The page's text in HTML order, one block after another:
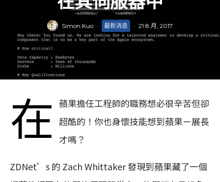
Simon Kuo · 最新消息 · 21 8 月, 2017
在
蘋果擔任工程師的職務想必很辛苦但卻
超酷的！你也身懷技能想到蘋果ㄧ展長
才嗎？
ZDNet’s 的 Zach Whittaker 發現到蘋果藏了一個